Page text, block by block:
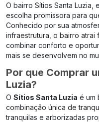
O bairro Sítios Santa Luzia,
escolha promissora para
Conhecido por sua
infraestrutura, o bairro atrai
combinar conforto e
mais se desenvolvem no
Por que Comprar
Luzia?
O Sítios Santa Luzia é um
combinação única de
tranquilas e arborizadas